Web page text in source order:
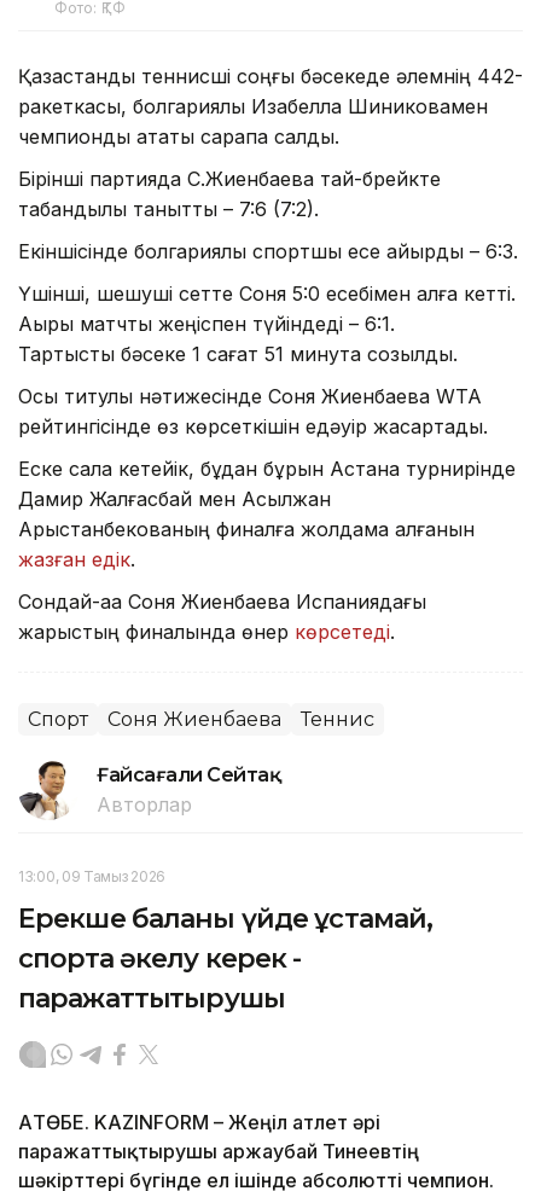
Фото: ҚТФ
Қазақстандық теннисші соңғы бәсекеде әлемнің 442-
ракеткасы, болгариялық Изабелла Шиниковамен
чемпиондық атақты сарапқа салды.
Бірінші партияда С.Жиенбаева тай-брейкте
табандылық танытты – 7:6 (7:2).
Екіншісінде болгариялық спортшы есе қайырды – 6:3.
Үшінші, шешуші сетте Соня 5:0 есебімен алға кетті.
Ақыры матчты жеңіспен түйіндеді – 6:1.
Тартысты бәсеке 1 сағат 51 минутқа созылды.
Осы титулы нәтижесінде Соня Жиенбаева WTA
рейтингісінде өз көрсеткішін едәуір жақсартады.
Еске сала кетейік, бұдан бұрын Астана турнирінде
Дамир Жалғасбай мен Асылжан
Арыстанбекованың финалға жолдама алғанын
жазған едік.
Сондай-аақ Соня Жиенбаева Испаниядағы
жарыстың финалында өнер көрсетеді.
Спорт Соня Жиенбаева Теннис
Ғайсағали Сейтақ
Авторлар
13:00, 09 Тамыз 2026
Ерекше баланы үйде ұстамай,
спортқа әкелу керек -
паражаттықтырушы
АҚТӨБЕ. KAZINFORM – Жеңіл атлет әрі
паражаттықтырушы Қаржаубай Тинеевтің
шәкірттері бүгінде ел ішінде абсолютті чемпион.